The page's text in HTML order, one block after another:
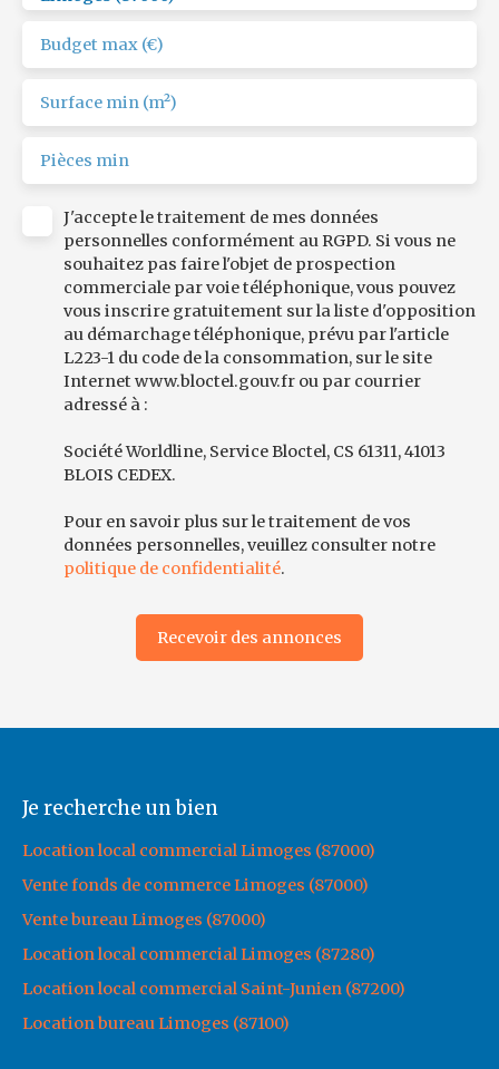
Budget max (€)
Surface min (m²)
Pièces min
J'accepte le traitement de mes données
personnelles conformément au RGPD. Si vous ne
souhaitez pas faire l'objet de prospection
commerciale par voie téléphonique, vous pouvez
vous inscrire gratuitement sur la liste d'opposition
au démarchage téléphonique, prévu par l'article
L223-1 du code de la consommation, sur le site
Internet www.bloctel.gouv.fr ou par courrier
adressé à :
Société Worldline, Service Bloctel, CS 61311, 41013
BLOIS CEDEX.
Pour en savoir plus sur le traitement de vos
données personnelles, veuillez consulter notre
politique de confidentialité.
Recevoir des annonces
Je recherche un bien
Location local commercial Limoges (87000)
Vente fonds de commerce Limoges (87000)
Vente bureau Limoges (87000)
Location local commercial Limoges (87280)
Location local commercial Saint-Junien (87200)
Location bureau Limoges (87100)